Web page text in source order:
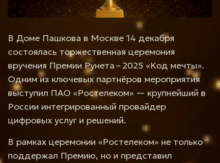
В Доме Пашкова в Москве 14 декабря
состоялась торжественная церемония
вручения Премии Рунета – 2025 «Код мечты».
Одним из ключевых партнёров мероприятия
выступил ПАО «Ростелеком» — крупнейший в
России интегрированный провайдер
цифровых услуг и решений.
В рамках церемонии «Ростелеком» не только
поддержал Премию, но и представил